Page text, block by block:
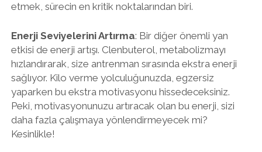
etmek, sürecin en kritik noktalarından biri.
Enerji Seviyelerini Artırma: Bir diğer önemli yan
etkisi de enerji artışı. Clenbuterol, metabolizmayı
hızlandırarak, size antrenman sırasında ekstra enerji
sağlıyor. Kilo verme yolculuğunuzda, egzersiz
yaparken bu ekstra motivasyonu hissedeceksiniz.
Peki, motivasyonunuzu artıracak olan bu enerji, sizi
daha fazla çalışmaya yönlendirmeyecek mi?
Kesinlikle!